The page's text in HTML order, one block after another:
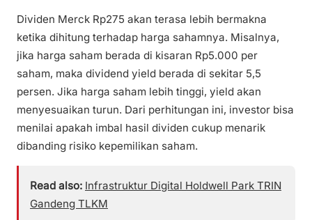
Dividen Merck Rp275 akan terasa lebih bermakna
ketika dihitung terhadap harga sahamnya. Misalnya,
jika harga saham berada di kisaran Rp5.000 per
saham, maka dividend yield berada di sekitar 5,5
persen. Jika harga saham lebih tinggi, yield akan
menyesuaikan turun. Dari perhitungan ini, investor bisa
menilai apakah imbal hasil dividen cukup menarik
dibanding risiko kepemilikan saham.
Read also: Infrastruktur Digital Holdwell Park TRIN
Gandeng TLKM